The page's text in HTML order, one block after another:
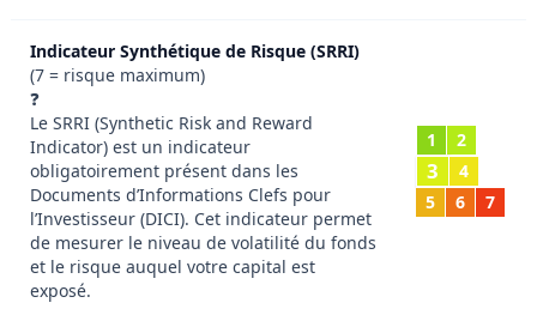
Indicateur Synthétique de Risque (SRRI)
(7 = risque maximum)
❓
Le SRRI (Synthetic Risk and Reward
Indicator) est un indicateur
obligatoirement présent dans les
Documents d’Informations Clefs pour
l’Investisseur (DICI). Cet indicateur permet
de mesurer le niveau de volatilité du fonds
et le risque auquel votre capital est
exposé.
1 2
3
4
5
6 7